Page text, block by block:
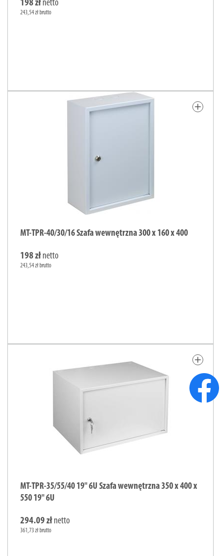
198 zł netto
243,54 zł brutto
add
MT-TPR-40/30/16 Szafa wewnętrzna 300 x 160 x 400
198 zł netto
243,54 zł brutto
add
MT-TPR-35/55/40 19" 6U Szafa wewnętrzna 350 x 400 x
550 19" 6U
294.09 zł netto
361,73 zł brutto